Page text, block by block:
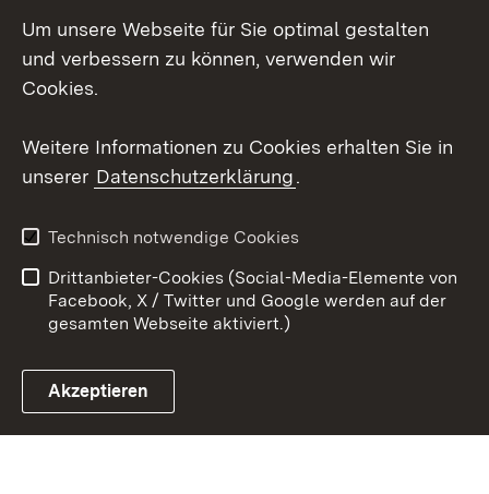
Social Wall
Link zum Landesportal
Barrierefreiheit
Benutzungshinweise
Impressum
Cookies
Um unsere Webseite für Sie optimal gestalten
und verbessern zu können, verwenden wir
Cookies.
Weitere Informationen zu Cookies erhalten Sie in
unserer Datenschutzerklärung.
Technisch notwendige Cookies
Drittanbieter-Cookies (Social-Media-Elemente von
Facebook, X / Twitter und Google werden auf der
gesamten Webseite aktiviert.)
Akzeptieren